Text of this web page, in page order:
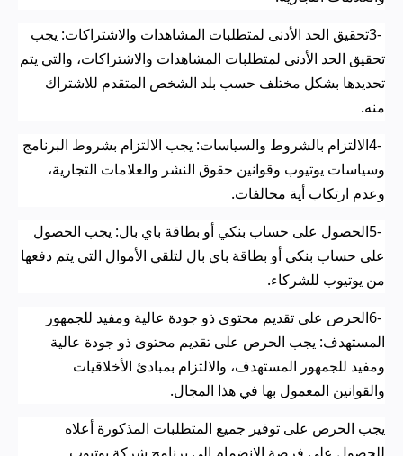
3-تحقيق الحد الأدنى لمتطلبات المشاهدات والاشتراكات: يجب
تحقيق الحد الأدنى لمتطلبات المشاهدات والاشتراكات، والتي يتم
تحديدها بشكل مختلف حسب بلد الشخص المتقدم للاشتراك
منه.
4-الالتزام بالشروط والسياسات: يجب الالتزام بشروط البرنامج
وسياسات يوتيوب وقوانين حقوق النشر والعلامات التجارية،
وعدم ارتكاب أية مخالفات.
5-الحصول على حساب بنكي أو بطاقة باي بال: يجب الحصول
على حساب بنكي أو بطاقة باي بال لتلقي الأموال التي يتم دفعها
من يوتيوب للشركاء.
6-الحرص على تقديم محتوى ذو جودة عالية ومفيد للجمهور
المستهدف: يجب الحرص على تقديم محتوى ذو جودة عالية
ومفيد للجمهور المستهدف، والالتزام بمبادئ الأخلاقيات
والقوانين المعمول بها في هذا المجال.
يجب الحرص على توفير جميع المتطلبات المذكورة أعلاه